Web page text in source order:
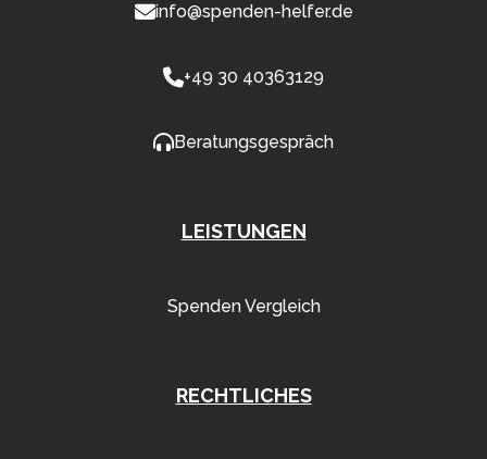
info@spenden-helfer.de
+49 30 40363129
Beratungsgespräch
LEISTUNGEN
Spenden Vergleich
RECHTLICHES